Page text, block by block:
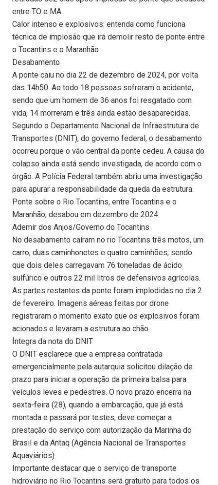
entre TO e MA
Calor intenso e explosivos: entenda como funciona
técnica de implosão que irá demolir resto de ponte entre
o Tocantins e o Maranhão
Desabamento
A ponte caiu no dia 22 de dezembro de 2024, por volta
das 14h50. Ao todo 18 pessoas sofreram o acidente,
sendo que um homem de 36 anos foi resgatado com
vida, 14 morreram e três ainda estão desaparecidas.
Segundo o Departamento Nacional de Infraestrutura de
Transportes (DNIT), do governo federal, o desabamento
ocorreu porque o vão central da ponte cedeu. A causa do
colapso ainda está sendo investigada, de acordo com o
órgão. A Polícia Federal também abriu uma investigação
para apurar a responsabilidade da queda da estrutura.
Ponte sobre o Rio Tocantins, entre Tocantins e o
Maranhão, desabou em dezembro de 2024
Ademir dos Anjos/Governo do Tocantins
No desabamento caíram no rio Tocantins três motos, um
carro, duas caminhonetes e quatro caminhões, sendo
que dois deles carregavam 76 toneladas de ácido
sulfúrico e outros 22 mil litros de defensivos agrícolas.
As partes restantes da ponte foram implodidas no dia 2
de fevereiro. Imagens aéreas feitas por drone
registraram o momento exato que os explosivos foram
acionados e levaram a estrutura ao chão.
Íntegra da nota do DNIT
O DNIT esclarece que a empresa contratada
emergencialmente pela autarquia solicitou dilação de
prazo para iniciar a operação da primeira balsa para
veículos leves e pedestres. O novo prazo encerra na
sexta-feira (28), quando a embarcação, que já está
montada e passará por testes, deve começar a
prestação do serviço com autorização da Marinha do
Brasil e da Antaq (Agência Nacional de Transportes
Aquaviários).
Importante destacar que o serviço de transporte
hidroviário no Rio Tocantins será gratuito para todos os